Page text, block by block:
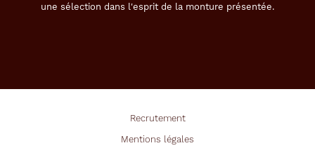
une sélection dans l'esprit de la monture présentée.
Recrutement
Mentions légales